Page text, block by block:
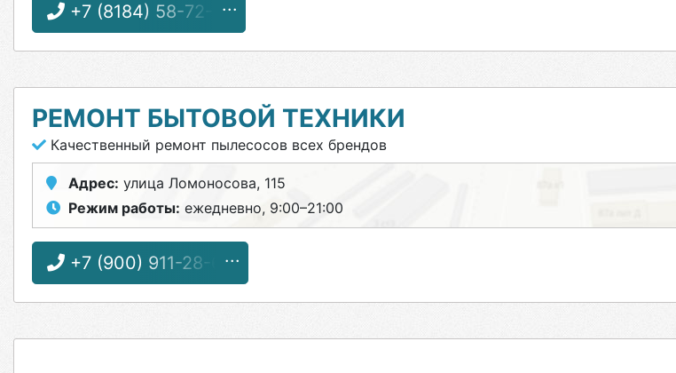
+7 (8184) 58-72-21
РЕМОНТ БЫТОВОЙ ТЕХНИКИ
Качественный ремонт пылесосов всех брендов
Адрес: улица Ломоносова, 115
Режим работы: ежедневно, 9:00–21:00
+7 (900) 911-28-60